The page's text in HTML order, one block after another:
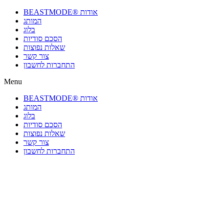
BEASTMODE® אודות
המותג
בלוג
הסכם סודיות
שאלות נפוצות
צור קשר
התחברות לחשבון
Menu
BEASTMODE® אודות
המותג
בלוג
הסכם סודיות
שאלות נפוצות
צור קשר
התחברות לחשבון